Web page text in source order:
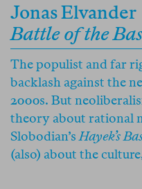
Jonas Elvander
Battle of the
The populist and far
backlash against the
2000s. But
theory about rational
Slobodian’sHayek’s
(also) about the